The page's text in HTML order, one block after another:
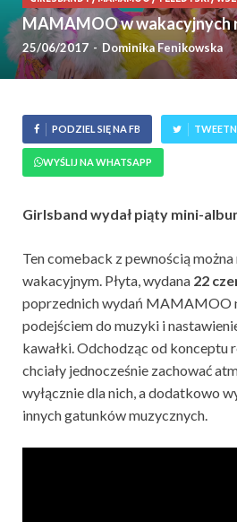
MAMAMOO w wakacyjnych
25/06/2017 - Dominika Fenikowska
PODZIEL SIĘ NA FB
WYŚLIJ NA WHATSAPP
Girlsband wydał piąty mini-
Ten comeback z pewnością
wakacyjnym. Płyta, wydana 22
poprzednich wydań MAMAMOO
podejściem do muzyki i
kawałki. Odchodząc od konceptu
chciały jednocześnie zachować
wyłącznie dla nich, a dodatkowo
innych gatunków muzycznych.